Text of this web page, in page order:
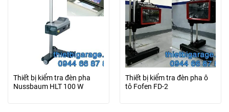
Thiết bị kiểm tra đèn pha
Nussbaum HLT 100 W
Thiết bị kiểm tra đèn pha ô
tô Fofen FD-2